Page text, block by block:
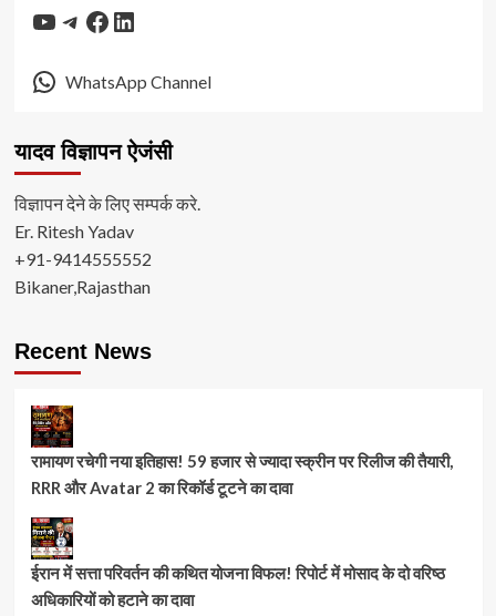
YouTube
Telegram
Facebook
LinkedIn
WhatsApp Channel
यादव विज्ञापन ऐजंसी
विज्ञापन देने के लिए सम्पर्क करे.
Er. Ritesh Yadav
+91-9414555552
Bikaner,Rajasthan
Recent News
रामायण रचेगी नया इतिहास! 59 हजार से ज्यादा स्क्रीन पर रिलीज की तैयारी,
RRR और Avatar 2 का रिकॉर्ड टूटने का दावा
ईरान में सत्ता परिवर्तन की कथित योजना विफल! रिपोर्ट में मोसाद के दो वरिष्ठ
अधिकारियों को हटाने का दावा